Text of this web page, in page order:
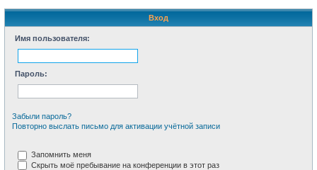
Вход
Имя пользователя:
Пароль:
Забыли пароль?
Повторно выслать письмо для активации учётной записи
Запомнить меня
Скрыть моё пребывание на конференции в этот раз